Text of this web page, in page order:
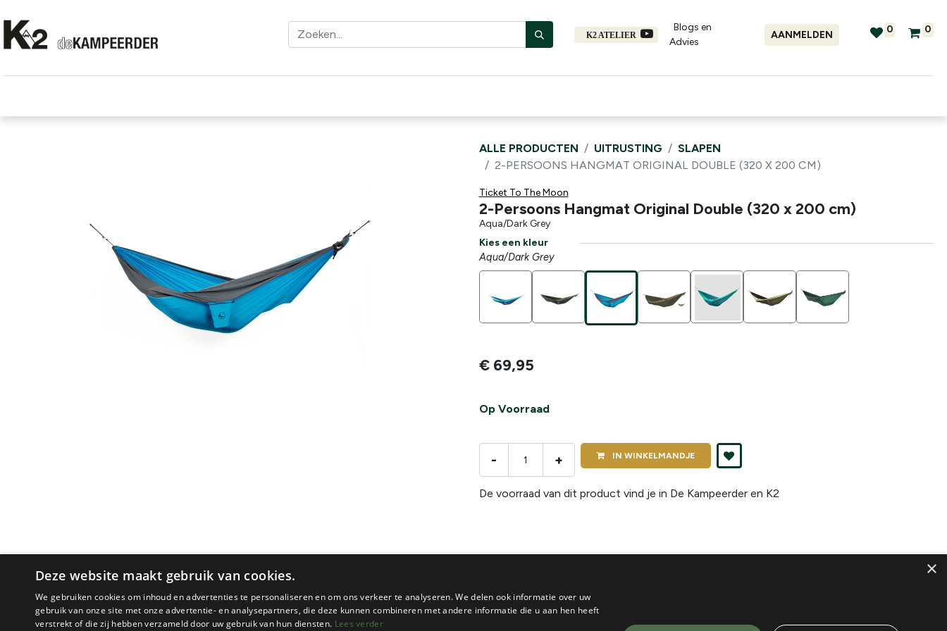
K2 ATELIER
Blogs en
Advies​
AANMELDEN 0 0
ALLE PRODUCTEN UITRUSTING
SLAPEN
2-PERSOONS HANGMAT ORIGINAL DOUBLE (320 X 200 CM)
Ticket To The Moon
2-Persoons Hangmat Original Double (320 x 200 cm)
Aqua/Dark Grey
Kies een kleur
Aqua/Dark Grey
€ 69,95
Op Voorraad
- + IN WINKELMANDJE
De voorraad van dit product vind je in De Kampeerder en K2
×
Deze website maakt gebruik van cookies.
We gebruiken cookies om inhoud en advertenties te personaliseren en om ons verkeer te analyseren. We delen ook informatie over uw
gebruik van onze site met onze advertentie- en analysepartners, die deze kunnen combineren met andere informatie die u aan hen heeft
verstrekt of die zij hebben verzameld door uw gebruik van hun diensten. Lees verder